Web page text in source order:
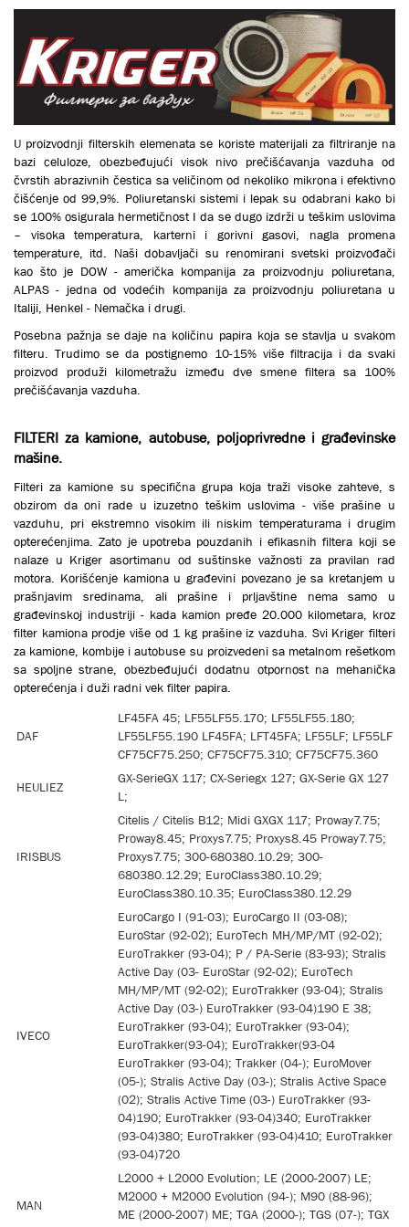
U proizvodnji filterskih elemenata se koriste materijali za filtriranje na
bazi celuloze, obezbeđujući visok nivo prečišćavanja vazduha od
čvrstih abrazivnih čestica sa veličinom od nekoliko mikrona i efektivno
čišćenje od 99,9%. Poliuretanski sistemi i lepak su odabrani kako bi
se 100% osigurala hermetičnost I da se dugo izdrži u teškim uslovima
– visoka temperatura, karterni i gorivni gasovi, nagla promena
temperature, itd. Naši dobavljači su renomirani svetski proizvođači
kao što je DOW- američka kompanija za proizvodnju poliuretana,
ALPAS - jedna od vodećih kompanija za proizvodnju poliuretana u
Italiji, Henkel - Nemačka i drugi.
Posebna pažnja se daje na količinu papira koja se stavlja u svakom
filteru. Trudimo se da postignemo 10-15% više filtracija i da svaki
proizvod produži kilometražu između dve smene filtera sa 100%
prečišćavanja vazduha.
FILTERI za kamione, autobuse, poljoprivredne i građevinske
mašine.
Filteri za kamione su specifična grupa koja traži visoke zahteve, s
obzirom da oni rade u izuzetno teškim uslovima - više prašine u
vazduhu, pri ekstremno visokim ili niskim temperaturama i drugim
opterećenjima. Zato je upotreba pouzdanih i efikasnih filtera koji se
nalaze u Кriger asortimanu od suštinske važnosti za pravilan rad
motora. Кorišćenje kamiona u građevini povezano je sa kretanjem u
prašnjavim sredinama, ali prašine i prljavštine nema samo u
građevinskoj industriji - kada kamion pređe 20.000 kilometara, kroz
filter kamiona prodje više od 1 kg prašine iz vazduha. Svi Кriger filteri
za kamione, kombije i autobuse su proizvedeni sa metalnom rešetkom
sa spoljne strane, obezbeđujući dodatnu otpornost na mehanička
opterećenja i duži radni vek filter papira.
DAF
LF45FA 45; LF55LF55.170; LF55LF55.180;
LF55LF55.190 LF45FA; LFT45FA; LF55LF; LF55LF
CF75CF75.250; CF75CF75.310; CF75CF75.360
HEULIEZ
GX-SerieGX 117; CX-Seriegx 127; GX-Serie GX 127
L;
IRISBUS
Citelis / Citelis B12; Midi GXGX 117; Proway7.75;
Proway8.45; Proxys7.75; Proxys8.45 Proway7.75;
Proxys7.75; 300-680380.10.29; 300-
680380.12.29; EuroClass380.10.29;
EuroClass380.10.35; EuroClass380.12.29
IVECO
EuroCargo I (91-03); EuroCargo II (03-08);
EuroStar (92-02); EuroTech MH/MP/MT (92-02);
EuroTrakker (93-04); P / PA-Serie (83-93); Stralis
Active Day (03- EuroStar (92-02); EuroTech
MH/MP/MT (92-02); EuroTrakker (93-04); Stralis
Active Day (03-) EuroTrakker (93-04)190 E 38;
EuroTrakker (93-04); EuroTrakker (93-04);
EuroTrakker(93-04); EuroTrakker(93-04
EuroTrakker (93-04); Trakker (04-); EuroMover
(05-); Stralis Active Day (03-); Stralis Active Space
(02); Stralis Active Time (03-) EuroTrakker (93-
04)190; EuroTrakker (93-04)340; EuroTrakker
(93-04)380; EuroTrakker (93-04)410; EuroTrakker
(93-04)720
MAN
L2000 + L2000 Evolution; LE (2000-2007) LE;
M2000 + M2000 Evolution (94-); M90 (88-96);
ME (2000-2007) ME; TGA (2000-); TGS (07-); TGX